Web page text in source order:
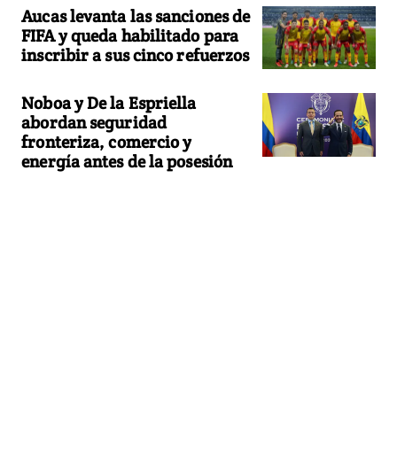
Aucas levanta las sanciones de
FIFA y queda habilitado para
inscribir a sus cinco refuerzos
Noboa y De la Espriella
abordan seguridad
fronteriza, comercio y
energía antes de la posesión